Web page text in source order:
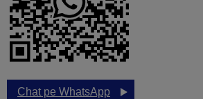
Chat pe WhatsApp